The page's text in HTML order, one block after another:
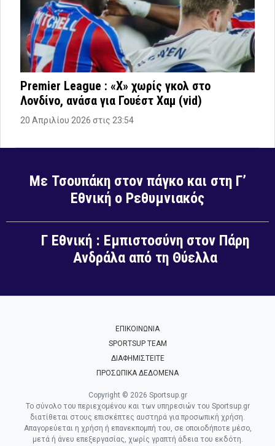
Premier League : «Χ» χωρίς γκολ στο
Λονδίνο, ανάσα για Γουέστ Χαμ (vid)
20 Απριλίου 2026 στις 23:54
Με Τσουπάκη στον πάγκο και στη Γ’
Εθνική ο Ρεθυμνιακός
Γ Εθνική : Εμπιστοσύνη στον Πάρη
Ανδράλα από τη Θύελλα
ΕΠΙΚΟΙΝΩΝΙΑ
SPORTSUP TEAM
ΔΙΑΦΗΜΙΣΤΕΙΤΕ
ΠΡΟΣΩΠΙΚΑ ΔΕΔΟΜΕΝΑ
Copyright © 2026 Sportsup.gr
Το σύνολο του περιεχομένου και των υπηρεσιών του Sportsup.gr
διατίθεται στους επισκέπτες αυστηρά για προσωπική χρήση.
Απαγορεύεται η χρήση ή επανεκπομπή του, σε οποιοδήποτε μέσο,
μετά ή άνευ επεξεργασίας, χωρίς γραπτή άδεια του εκδότη.